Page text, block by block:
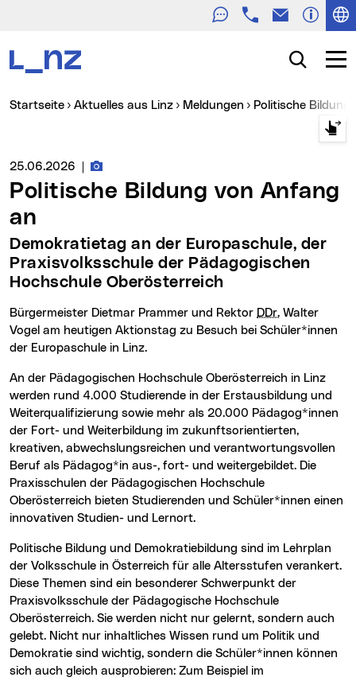
TelefonE-Mail
Suche
Sie sind hier:
Startseite Aktuelles aus Linz Meldungen Politische
Medienservice vom:
25.06.2026 Fotos zur Meldung
Politische Bildung von Anfang
an
Demokratietag an der Europaschule, der
Praxisvolksschule der Pädagogischen
Hochschule Oberösterreich
Bürgermeister Dietmar Prammer und Rektor DDr. Walter
Vogel am heutigen Aktionstag zu Besuch bei Schüler*innen
der Europaschule in Linz.
An der Pädagogischen Hochschule Oberösterreich in Linz
werden rund 4.000 Studierende in der Erstausbildung und
Weiterqualifizierung sowie mehr als 20.000 Pädagog*innen
der Fort- und Weiterbildung im zukunftsorientierten,
kreativen, abwechslungsreichen und verantwortungsvollen
Beruf als Pädagog*in aus-, fort- und weitergebildet. Die
Praxisschulen der Pädagogischen Hochschule
Oberösterreich bieten Studierenden und Schüler*innen einen
innovativen Studien- und Lernort.
Politische Bildung und Demokratiebildung sind im Lehrplan
der Volksschule in Österreich für alle Altersstufen verankert.
Diese Themen sind ein besonderer Schwerpunkt der
Praxisvolksschule der Pädagogische Hochschule
Oberösterreich. Sie werden nicht nur gelernt, sondern auch
gelebt. Nicht nur inhaltliches Wissen rund um Politik und
Demokratie sind wichtig, sondern die Schüler*innen können
sich auch gleich ausprobieren: Zum Beispiel im